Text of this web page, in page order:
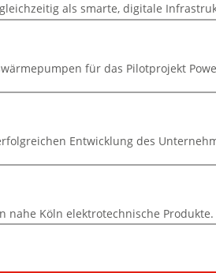
als smarte, digitale
für das Pilotprojekt
Entwicklung des
nahe Köln elektrotechnische Produkte.